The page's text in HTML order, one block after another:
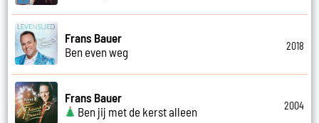
Frans Bauer
Ben even weg
2018
Frans Bauer
Ben jij met de kerst alleen
2004